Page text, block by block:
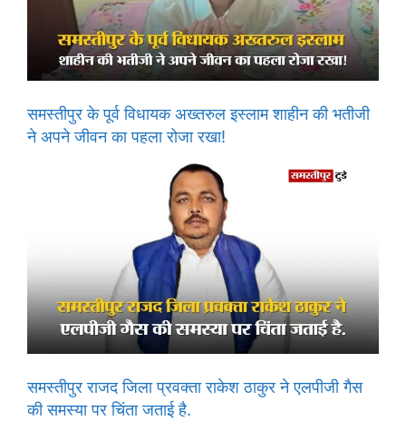
समस्तीपुर के पूर्व विधायक अख्तरुल इस्लाम शाहीन की भतीजी
ने अपने जीवन का पहला रोजा रखा!
समस्तीपुर राजद जिला प्रवक्ता राकेश ठाकुर ने एलपीजी गैस
की समस्या पर चिंता जताई है.